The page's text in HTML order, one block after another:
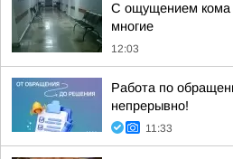
С ощущением кома
многие
12:03
Работа по
непрерывно!
11:33